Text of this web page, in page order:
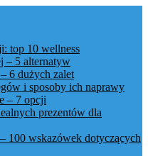
top 10 wellness
– 5 alternatyw
6 dużych zalet
i sposoby ich naprawy
– 7 opcji
prezentów dla
100 wskazówek dotyczących